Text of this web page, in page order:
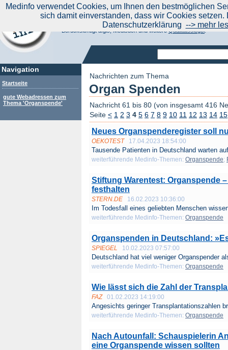
Navigation
Startseite
gute Webadressen zum
Thema 'Organspende'
Aktuelle Nachrichten|
Suchen Sie noch oder Finden Sie schon?
Medinfo.de - Meta-Portal für Gesundheitsthemen
Berücksichtigt afgis, Medisuch und weitereQualitätssiegel.
Nachrichten zum Thema
Organ Spenden
Nachricht 61 bis 80 (von insgesamt 416
Seite < 1 2 3 4 5 6 7 8 9 10 11 12 13 14 15
Neues Organspenderegister soll
OEKOTEST 17.04.2023 18:54:00
Tausende Patienten in Deutschland warten
weiterführende Medinfo-Themen: Organspende;
Stiftung Warentest: Organspende
festhalten
STERN.DE 16.02.2023 10:36:00
Im Todesfall eines geliebten Menschen
weiterführende Medinfo-Themen: Organspende
Organspenden in Deutschland:
SPIEGEL 10.02.2023 07:57:00
Deutschland hat viel weniger Organspender
weiterführende Medinfo-Themen: Organspende
Wie lässt sich die Zahl der
FAZ 01.02.2023 14:19:00
Angesichts geringer Transplantationszahlen
weiterführende Medinfo-Themen: Organspende
Nach Autounfall: Schauspielerin
eine Organspende wissen sollten
Medinfo verwendet Cookies, um Ihnen den bestmöglichen
sich damit einverstanden, dass wir Cookies
Datenschutzerklärung --> mehr